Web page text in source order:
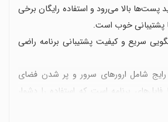
پست‌ها بالا می‌رود و استفاده رایگان برخی
پشتیبانی خوب است.
سریع و کیفیت پشتیبانی برنامه راضی
شامل ارورهای سرور و پر شدن فضای
برنامه است که استفاده را دشوار